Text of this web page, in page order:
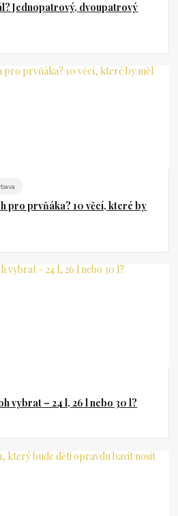
Jednopatrový, dvoupatrový
pro prvňáka? 10 věcí, které by
vybrat – 24 l, 26 l nebo 30 l?